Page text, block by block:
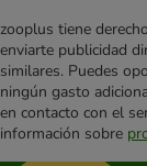
zooplus tiene
enviarte publicidad
similares. Puedes
ningún gasto
en contacto con el
información sobre